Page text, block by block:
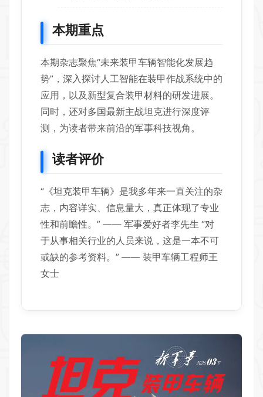
本期重点
本期杂志聚焦“未来装甲车辆智能化发展趋
势”，深入探讨人工智能在装甲作战系统中的
应用，以及新型复合装甲材料的研发进展。
同时，还对多国最新主战坦克进行深度评
测，为读者带来前沿的军事科技视角。
读者评价
“《坦克装甲车辆》是我多年来一直关注的杂
志，内容详实、信息量大，真正体现了专业
性和前瞻性。” —— 军事爱好者李先生 “对
于从事相关行业的人员来说，这是一本不可
或缺的参考资料。” —— 装甲车辆工程师王
女士